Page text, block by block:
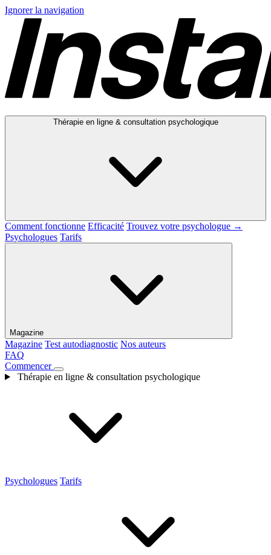
Ignorer la navigation
Thérapie en ligne & consultation psychologique
Comment fonctionne Efficacité Trouvez votre psychologue →
Psychologues Tarifs
Magazine
Magazine Test autodiagnostic Nos auteurs
FAQ
Commencer
Thérapie en ligne & consultation psychologique
Psychologues Tarifs